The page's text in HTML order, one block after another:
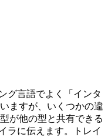
グ言語でよく「インタ
ますが、いくつかの違
が他の型と共有できる
ラに伝えます。トレイ